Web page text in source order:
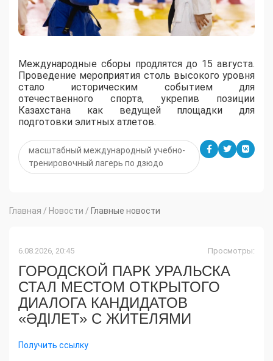
Международные сборы продлятся до 15 августа.
Проведение мероприятия столь высокого уровня
стало историческим событием для
отечественного спорта, укрепив позиции
Казахстана как ведущей площадки для
подготовки элитных атлетов.
масштабный международный учебно-
тренировочный лагерь по дзюдо
Главная / Новости / Главные новости
6.08.2026, 20:45 Просмотры:
ГОРОДСКОЙ ПАРК УРАЛЬСКА
СТАЛ МЕСТОМ ОТКРЫТОГО
ДИАЛОГА КАНДИДАТОВ
«ӘДІЛЕТ» С ЖИТЕЛЯМИ
Получить ссылку